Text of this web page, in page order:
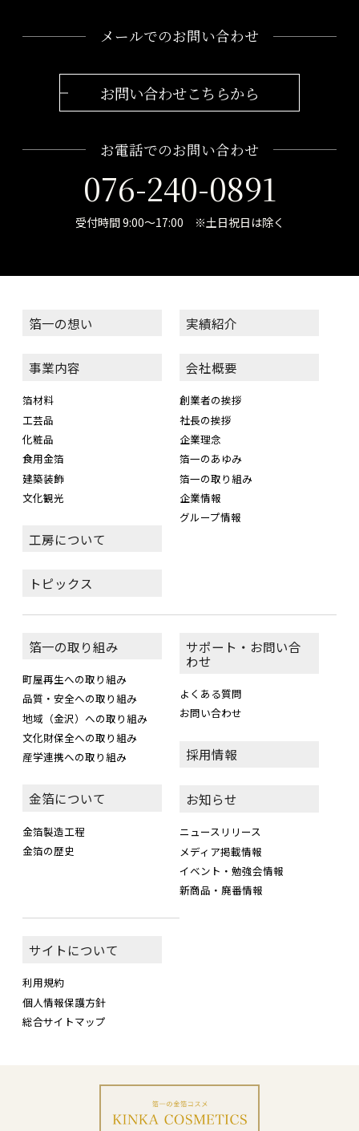
メールでのお問い合わせ
お問い合わせこちらから
お電話でのお問い合わせ
076-240-0891
受付時間 9:00～17:00 ※土日祝日は除く
箔一の想い
事業内容
箔材料
工芸品
化粧品
食用金箔
建築装飾
文化観光
工房について
トピックス
実績紹介
会社概要
創業者の挨拶
社長の挨拶
企業理念
箔一のあゆみ
箔一の取り組み
企業情報
グループ情報
箔一の取り組み
町屋再生への取り組み
品質・安全への取り組み
地域（金沢）への取り組み
文化財保全への取り組み
産学連携への取り組み
金箔について
金箔製造工程
金箔の歴史
サポート・お問い合
わせ
よくある質問
お問い合わせ
採用情報
お知らせ
ニュースリリース
メディア掲載情報
イベント・勉強会情報
新商品・廃番情報
サイトについて
利用規約
個人情報保護方針
総合サイトマップ